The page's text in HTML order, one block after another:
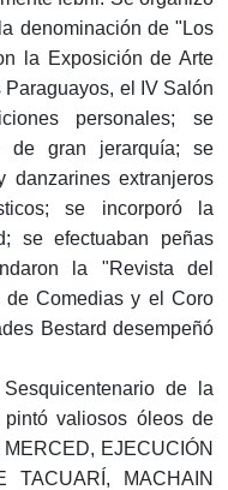
denominación de "Los
la Exposición de Arte
el IV Salón
personales; se
de gran jerarquía; se
danzarines extranjeros
se incorporó la
se efectuaban peñas
la "Revista del
de Comedias y el Coro
Bestard desempeñó
de la
pintó valiosos óleos de
EJECUCIÓN
TACUARÍ, MACHAIN